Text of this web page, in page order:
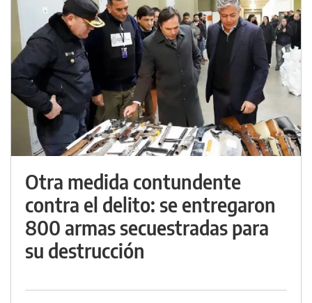
Otra medida contundente
contra el delito: se entregaron
800 armas secuestradas para
su destrucción